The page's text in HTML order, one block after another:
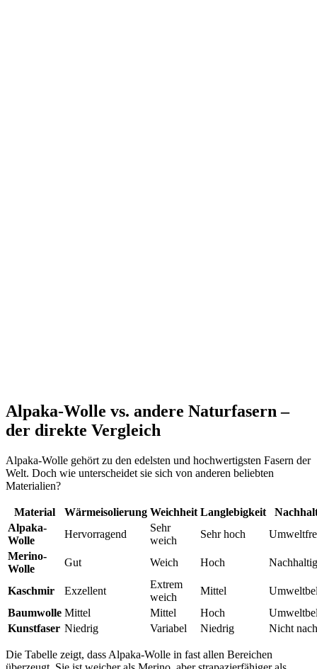
Alpaka-Wolle vs. andere Naturfasern –
der direkte Vergleich
Alpaka-Wolle gehört zu den edelsten und hochwertigsten Fasern der
Welt. Doch wie unterscheidet sie sich von anderen beliebten
Materialien?
Material Wärmeisolierung Weichheit Langlebigkeit
Alpaka-
Wolle
Hervorragend
Sehr
weich
Sehr hoch
Merino-
Wolle
Gut Weich Hoch Nachhaltig
Kaschmir Exzellent
Extrem
weich
Mittel
Baumwolle Mittel Mittel Hoch
Kunstfaser Niedrig Variabel Niedrig Nicht
Die Tabelle zeigt, dass Alpaka-Wolle in fast allen Bereichen